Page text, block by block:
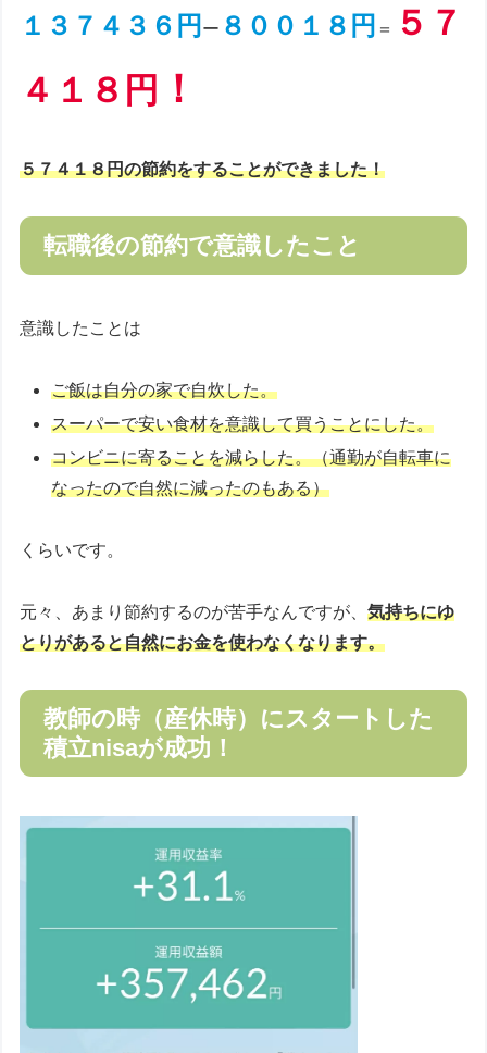
１３７４３６円 ー ８００１８円 ＝
５７
４１８円 ！
５７４１８円の節約をすることができました！
転職後の節約で意識したこと
意識したことは
ご飯は自分の家で自炊した。
スーパーで安い食材を意識して買うことにした。
コンビニに寄ることを減らした。（通勤が自転車に
なったので自然に減ったのもある）
くらいです。
元々、あまり節約するのが苦手なんですが、気持ちにゆ
とりがあると自然にお金を使わなくなります。
教師の時（産休時）にスタートした
積立nisaが成功！